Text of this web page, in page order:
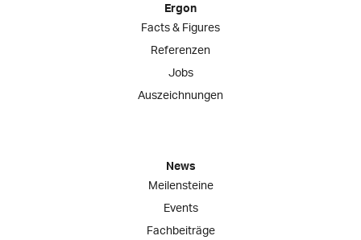
Ergon
Facts & Figures
Referenzen
Jobs
Auszeichnungen
News
Meilensteine
Events
Fachbeiträge